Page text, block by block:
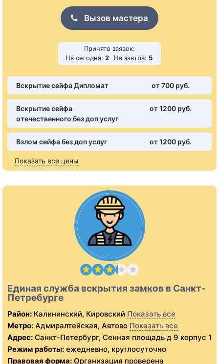
Вызов мастера
Принято заявок:
На сегодня: 2 На завтра: 5
Вскрытие сейфа Дипломат от 700 pуб.
Вскрытие сейфа
отечественного без доп услуг
от 1200 pуб.
Взлом сейфа без доп услуг от 1200 pуб.
Показать все цены
Единая служба вскрытия замков в Санкт-
Петребурге
Район: Калининский, Кировский Показать все
Метро: Адмиралтейская, Автово Показать все
Адрес: Санкт-Петербург, Сенная площадь д 9 корпус 1
Режим работы: ежедневно, круглосуточно
Правовая форма: Организация проверена